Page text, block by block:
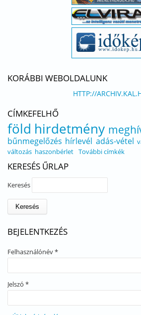
KORÁBBI WEBOLDALUNK
HTTP://
CÍMKEFELHŐ
föld hirdetmény
bűnmegelőzés hírlevél adás-vétel
változás haszonbérlet További címkék
KERESÉS ŰRLAP
Keresés
BEJELENTKEZÉS
Felhasználónév*
Jelszó *